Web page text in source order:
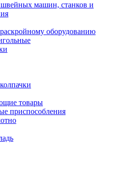
швейных машин, станков и
оборудованию
товары
приспособления